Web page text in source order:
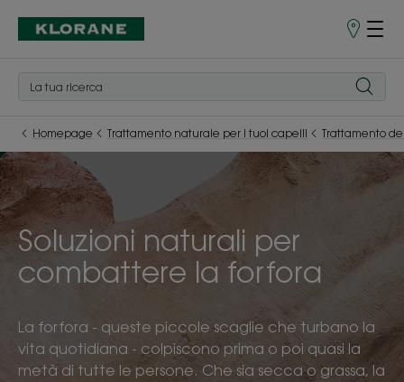
Punti
Homepage Trattamento naturale per i tuoi capelli Trattamento
Soluzioni naturali per
combattere la forfora
La forfora - queste piccole scaglie che turbano la
vita quotidiana - colpiscono prima o poi quasi la
metà di tutte le persone. Che sia secca o grassa, la